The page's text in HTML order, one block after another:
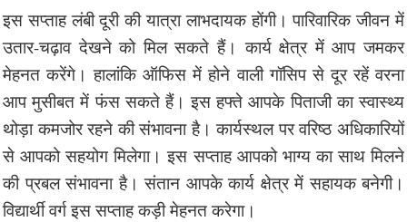
इस सप्ताह लंबी दूरी की यात्रा लाभदायक होंगी। पारिवारिक जीवन में
उतार-चढ़ाव देखने को मिल सकते हैं। कार्य क्षेत्र में आप जमकर
मेहनत करेंगे। हालांकि ऑफिस में होने वाली गॉसिप से दूर रहें वरना
आप मुसीबत में फंस सकते हैं। इस हफ्ते आपके पिताजी का स्वास्थ्य
थोड़ा कमजोर रहने की संभावना है। कार्यस्थल पर वरिष्ठ अधिकारियों
से आपको सहयोग मिलेगा। इस सप्ताह आपको भाग्य का साथ मिलने
की प्रबल संभावना है। संतान आपके कार्य क्षेत्र में सहायक बनेगी।
विद्यार्थी वर्ग इस सप्ताह कड़ी मेहनत करेगा।